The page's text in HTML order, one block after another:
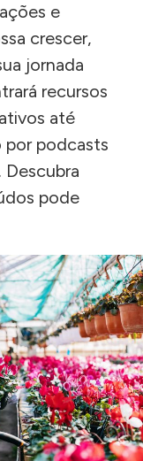
e
crescer,
jornada
recursos
até
por podcasts
Descubra
pode